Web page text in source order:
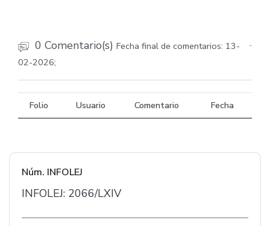
0 Comentario(s) Fecha final de comentarios: 13-
02-2026;
-
Folio Usuario Comentario Fecha
Núm. INFOLEJ
INFOLEJ: 2066/LXIV